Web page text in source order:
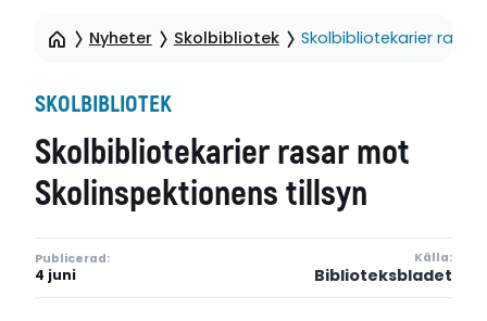
Nyheter Skolbibliotek Skolbibliotekarier rasar
SKOLBIBLIOTEK
Skolbibliotekarier rasar mot
Skolinspektionens tillsyn
Publicerad:
4 juni
Källa:
Biblioteksbladet